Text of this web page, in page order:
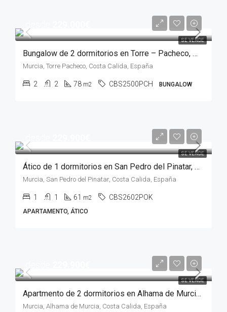
SE VENDE
Bungalow de 2 dormitorios en Torre – Pacheco, MURCIA
Murcia, Torre Pacheco, Costa Calida, España
2 2 78 m2 CBS2500PCH BUNGALOW
SE VENDE
Ático de 1 dormitorios en San Pedro del Pinatar, MURCIA
Murcia, San Pedro del Pinatar, Costa Calida, España
1 1 61 m2 CBS2602POK
APARTAMENTO, ÁTICO
SE VENDE
Apartmento de 2 dormitorios en Alhama de Murcia, MURCIA
Murcia, Alhama de Murcia, Costa Calida, España